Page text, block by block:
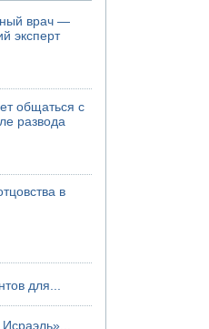
врач —
эксперт
общаться с
развода
в
для...